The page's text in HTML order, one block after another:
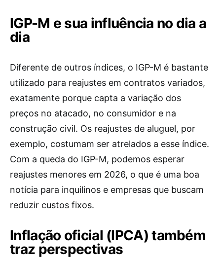
IGP-M e sua influência no dia a
dia
Diferente de outros índices, o IGP-M é bastante
utilizado para reajustes em contratos variados,
exatamente porque capta a variação dos
preços no atacado, no consumidor e na
construção civil. Os reajustes de aluguel, por
exemplo, costumam ser atrelados a esse índice.
Com a queda do IGP-M, podemos esperar
reajustes menores em 2026, o que é uma boa
notícia para inquilinos e empresas que buscam
reduzir custos fixos.
Inflação oficial (IPCA) também
traz perspectivas